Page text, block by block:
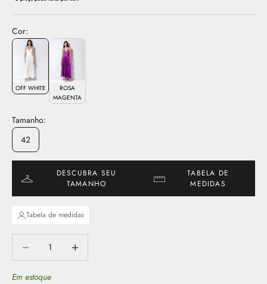
Cor:
OFF WHITE
ROSA
MAGENTA
Tamanho:
42
DESCUBRA SEU
TAMANHO
TABELA DE
MEDIDAS
Tabela de medidas
Em estoque